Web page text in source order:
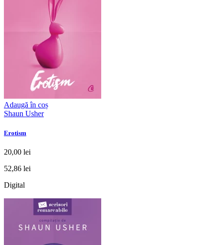
Adaugă în coș
Shaun Usher
Erotism
20,00 lei
52,86 lei
Digital